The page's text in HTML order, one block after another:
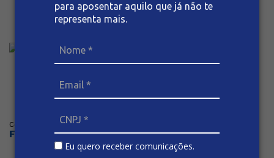
para aposentar aquilo que já não te
representa mais.
Eu quero receber comunicações.
Bermuda Jeans Feminina Plus
Size
Posicione o mouse sob a imagem para dar zoom
Código
Faça o login ou cadastre-se para ver os preços